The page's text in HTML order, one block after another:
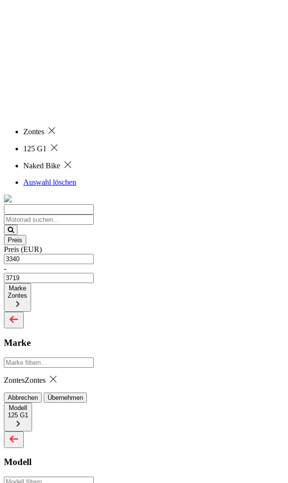
Zontes
125 G1
Naked Bike
Auswahl löschen
Preis
Preis (EUR)
-
Marke
Zontes
Marke
ZontesZontes
Abbrechen
Übernehmen
Modell
125 G1
Modell